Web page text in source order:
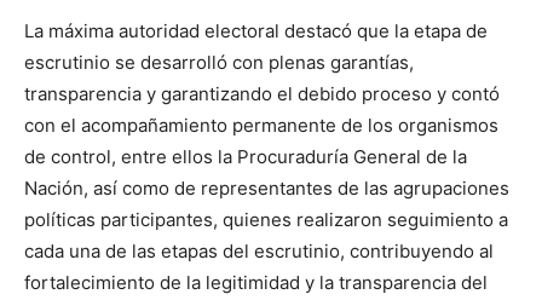
La máxima autoridad electoral destacó que la etapa de
escrutinio se desarrolló con plenas garantías,
transparencia y garantizando el debido proceso y contó
con el acompañamiento permanente de los organismos
de control, entre ellos la Procuraduría General de la
Nación, así como de representantes de las agrupaciones
políticas participantes, quienes realizaron seguimiento a
cada una de las etapas del escrutinio, contribuyendo al
fortalecimiento de la legitimidad y la transparencia del